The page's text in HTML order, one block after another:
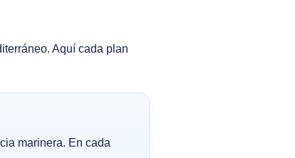
Aquí cada plan
marinera. En cada